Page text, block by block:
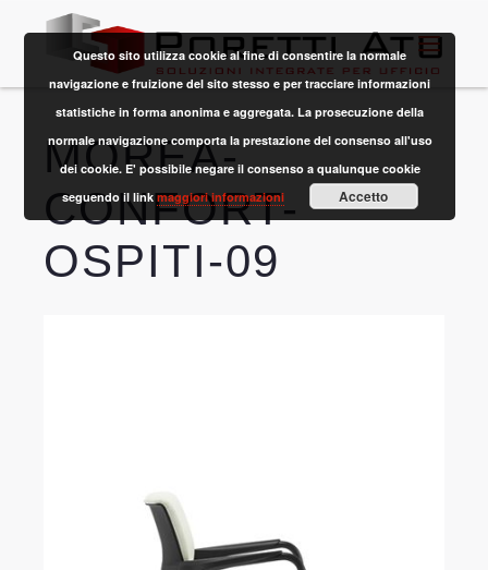
MOREA-
CONFORT-
OSPITI-09
Questo sito utilizza cookie al fine di consentire la normale
navigazione e fruizione del sito stesso e per tracciare informazioni
statistiche in forma anonima e aggregata. La prosecuzione della
normale navigazione comporta la prestazione del consenso all'uso
dei cookie. E' possibile negare il consenso a qualunque cookie
seguendo il linkmaggiori informazioni Accetto